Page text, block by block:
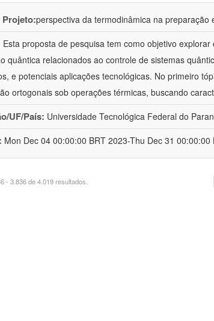
perspectiva da termodinâmica na
Esta proposta de pesquisa tem como objetivo
quântica relacionados ao controle de sistemas
e potenciais aplicações tecnológicas. No primeiro
ortogonais sob operações térmicas, buscando
UF/País: Universidade Tecnológica Federal do
Mon Dec 04 00:00:00 BRT 2023-Thu Dec 31 00:00:00
- 3.836 de 4.019 resultados.